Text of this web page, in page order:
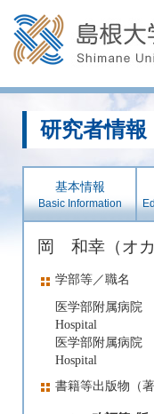
研究者情報
基本情報
Basic Information
岡 和幸（オ
学部等／職名
医学部附属病院
Hospital
医学部附属病院
Hospital
書籍等出版物（著